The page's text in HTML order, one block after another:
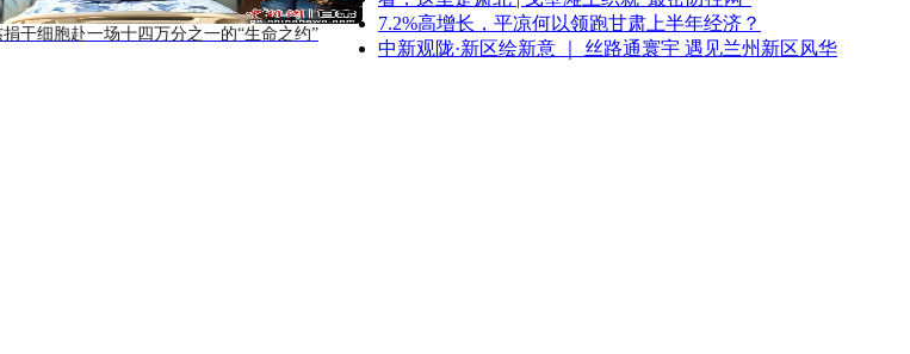
干细胞赴一场十四万分之一的“生命之约”
7.2%高增长，平凉何以领跑甘肃上半年经济？
中新观陇·新区绘新意 ｜ 丝路通寰宇 遇见兰州新区风华